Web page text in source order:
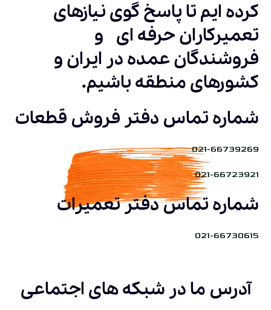
کرده ایم تا پاسخ گوی نیازهای
تعمیرکاران حرفه ای و
فروشندگان عمده در ایران و
کشورهای منطقه باشیم.
شماره تماس دفتر فروش قطعات
021-66739269
021-66723921
شماره تماس دفتر تعمیرات
021-66730615
آدرس ما در شبکه های اجتماعی